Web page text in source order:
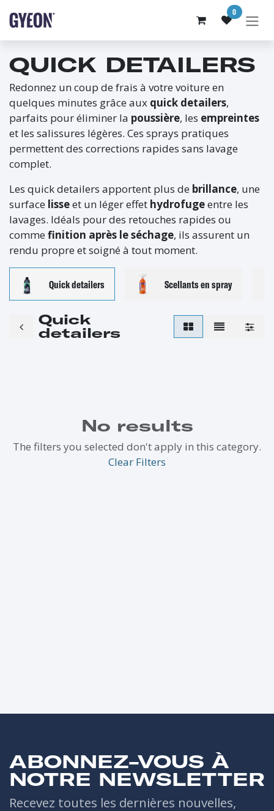
0
QUICK DETAILERS
Redonnez un coup de frais à votre voiture en
quelques minutes grâce aux quick detailers,
parfaits pour éliminer la poussière, les empreintes
et les salissures légères. Ces sprays pratiques
permettent des corrections rapides sans lavage
complet.
Les quick detailers apportent plus de brillance, une
surface lisseet un léger effet hydrofugeentre les
lavages. Idéals pour des retouches rapides ou
comme finition après le séchage, ils assurent un
rendu propre et soigné à tout moment.
Quick detailers Scellants en spray
Quick
detailers
No results
The filters you selected don't apply in this category.
Clear Filters
ABONNEZ-VOUS À
NOTRE NEWSLETTER
Recevez toutes les dernières nouvelles,